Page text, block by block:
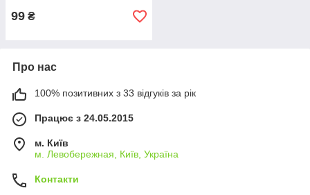
99 ₴
Про нас
100% позитивних з 33 відгуків за рік
Працює з 24.05.2015
м. Київ
м. Левобережная, Київ, Україна
Контакти